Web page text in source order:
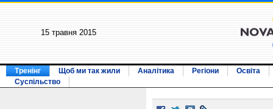
15 травня 2015
Тренінг Щоб ми так жили Аналітика Регіони
Освіта
Суспільство